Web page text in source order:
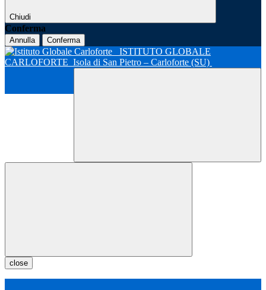
Chiudi
Conferma
Annulla Conferma
ISTITUTO GLOBALE
CARLOFORTE Isola di San Pietro – Carloforte (SU)
close